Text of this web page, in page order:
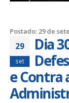
Postado: 29 de
29
set
Dia
e Contra